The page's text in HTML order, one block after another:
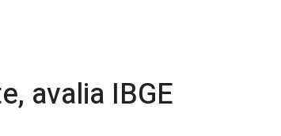
avalia IBGE